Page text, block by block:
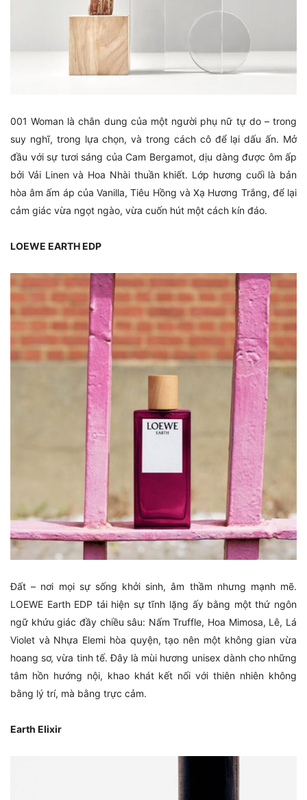
001 Woman là chân dung của một người phụ nữ tự do – trong
suy nghĩ, trong lựa chọn, và trong cách cô để lại dấu ấn. Mở
đầu với sự tươi sáng của Cam Bergamot, dịu dàng được ôm ấp
bởi Vải Linen và Hoa Nhài thuần khiết. Lớp hương cuối là bản
hòa âm ấm áp của Vanilla, Tiêu Hồng và Xạ Hương Trắng, để lại
cảm giác vừa ngọt ngào, vừa cuốn hút một cách kín đáo.
LOEWE EARTH EDP
Đất – nơi mọi sự sống khởi sinh, âm thầm nhưng mạnh mẽ.
LOEWE Earth EDP tái hiện sự tĩnh lặng ấy bằng một thứ ngôn
ngữ khứu giác đầy chiều sâu: Nấm Truffle, Hoa Mimosa, Lê, Lá
Violet và Nhựa Elemi hòa quyện, tạo nên một không gian vừa
hoang sơ, vừa tinh tế. Đây là mùi hương unisex dành cho những
tâm hồn hướng nội, khao khát kết nối với thiên nhiên không
bằng lý trí, mà bằng trực cảm.
Earth Elixir